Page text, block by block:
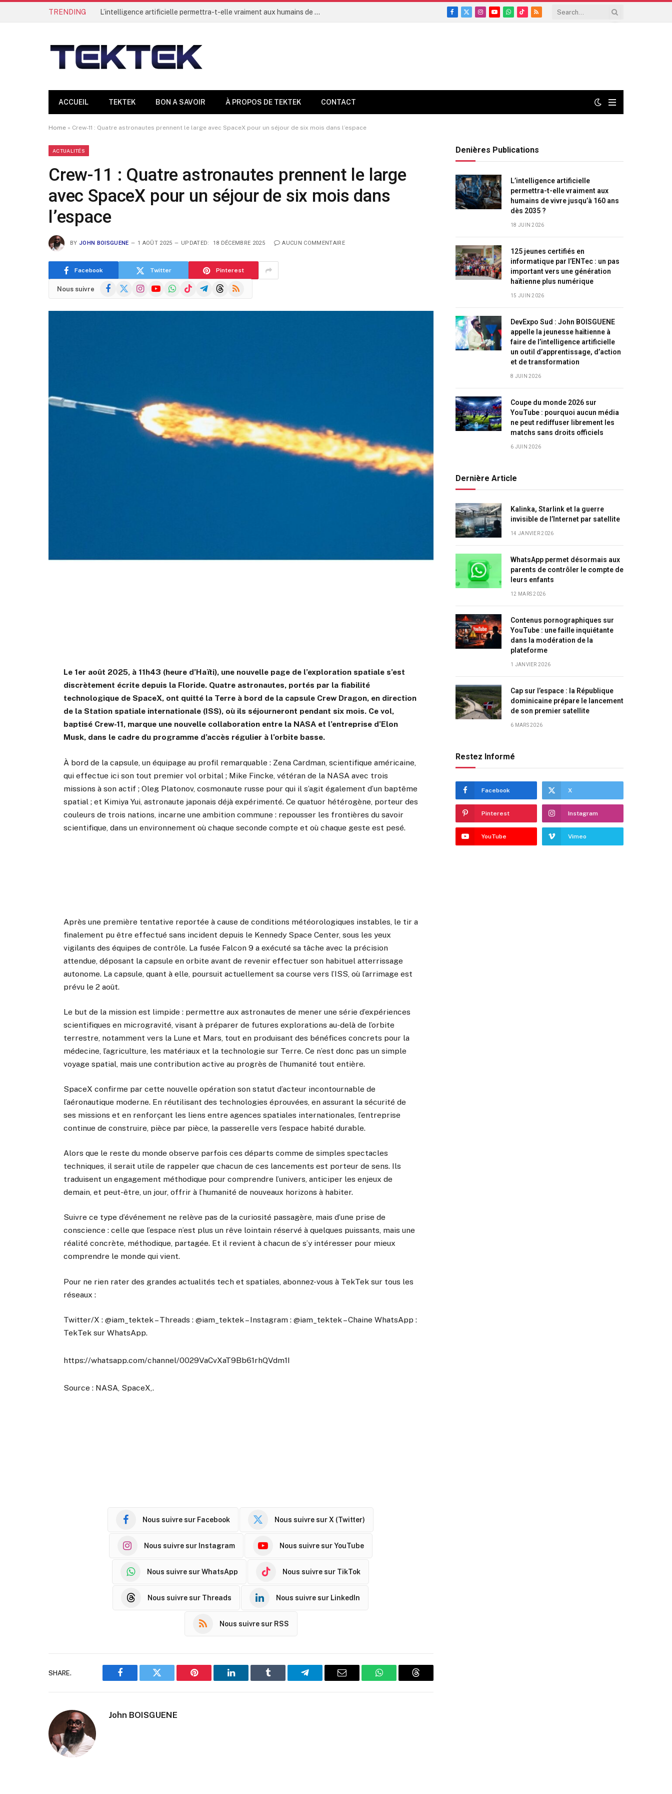
TRENDING L’intelligence artificielle permettra-t-elle vraiment aux humains de vivre jusqu’à 160 ans dès 2035 ?
Facebook
X
Instagram
YouTubeWhatsApp
TikTok
RSS
ACCUEIL TEKTEK BON A SAVOIR À PROPOS DE TEKTEK CONTACT
Home » Crew-11 : Quatre astronautes prennent le large avec SpaceX pour un séjour de six mois dans l’espace
ACTUALITÉS
Crew-11 : Quatre astronautes prennent le large
avec SpaceX pour un séjour de six mois dans
l’espace
BY JOHN BOISGUENE 1 AOÛT 2025 UPDATED: 18 DÉCEMBRE 2025 AUCUN COMMENTAIRE
Facebook Twitter Pinterest
Nous suivre Facebook
X
InstagramYouTubeWhatsAppTikTokTelegramThreads
RSS
Le 1er août 2025, à 11h43 (heure d’Haïti), une nouvelle page de l’exploration spatiale s’est
discrètement écrite depuis la Floride. Quatre astronautes, portés par la fiabilité
technologique de SpaceX, ont quitté la Terre à bord de la capsule Crew Dragon, en direction
de la Station spatiale internationale (ISS), où ils séjourneront pendant six mois. Ce vol,
baptisé Crew-11, marque une nouvelle collaboration entre la NASA et l’entreprise d’Elon
Musk, dans le cadre du programme d’accès régulier à l’orbite basse.
À bord de la capsule, un équipage au profil remarquable : Zena Cardman, scientifique américaine,
qui effectue ici son tout premier vol orbital ; Mike Fincke, vétéran de la NASA avec trois
missions à son actif ; Oleg Platonov, cosmonaute russe pour qui il s’agit également d’un baptême
spatial ; et Kimiya Yui, astronaute japonais déjà expérimenté. Ce quatuor hétérogène, porteur des
couleurs de trois nations, incarne une ambition commune : repousser les frontières du savoir
scientifique, dans un environnement où chaque seconde compte et où chaque geste est pesé.
Après une première tentative reportée à cause de conditions météorologiques instables, le tir a
finalement pu être effectué sans incident depuis le Kennedy Space Center, sous les yeux
vigilants des équipes de contrôle. La fusée Falcon 9 a exécuté sa tâche avec la précision
attendue, déposant la capsule en orbite avant de revenir effectuer son habituel atterrissage
autonome. La capsule, quant à elle, poursuit actuellement sa course vers l’ISS, où l’arrimage est
prévu le 2 août.
Le but de la mission est limpide : permettre aux astronautes de mener une série d’expériences
scientifiques en microgravité, visant à préparer de futures explorations au-delà de l’orbite
terrestre, notamment vers la Lune et Mars, tout en produisant des bénéfices concrets pour la
médecine, l’agriculture, les matériaux et la technologie sur Terre. Ce n’est donc pas un simple
voyage spatial, mais une contribution active au progrès de l’humanité tout entière.
SpaceX confirme par cette nouvelle opération son statut d’acteur incontournable de
l’aéronautique moderne. En réutilisant des technologies éprouvées, en assurant la sécurité de
ses missions et en renforçant les liens entre agences spatiales internationales, l’entreprise
continue de construire, pièce par pièce, la passerelle vers l’espace habité durable.
Alors que le reste du monde observe parfois ces départs comme de simples spectacles
techniques, il serait utile de rappeler que chacun de ces lancements est porteur de sens. Ils
traduisent un engagement méthodique pour comprendre l’univers, anticiper les enjeux de
demain, et peut-être, un jour, offrir à l’humanité de nouveaux horizons à habiter.
Suivre ce type d’événement ne relève pas de la curiosité passagère, mais d’une prise de
conscience : celle que l’espace n’est plus un rêve lointain réservé à quelques puissants, mais une
réalité concrète, méthodique, partagée. Et il revient à chacun de s’y intéresser pour mieux
comprendre le monde qui vient.
Pour ne rien rater des grandes actualités tech et spatiales, abonnez-vous à TekTek sur tous les
réseaux :
Twitter/X : @iam_tektek – Threads : @iam_tektek – Instagram : @iam_tektek – Chaine WhatsApp :
TekTek sur WhatsApp.
https://whatsapp.com/channel/0029VaCvXaT9Bb61rhQVdm1I
Source : NASA, SpaceX,.
Nous suivre sur Facebook Nous suivre sur X (Twitter)
Nous suivre sur Instagram Nous suivre sur YouTube
Nous suivre sur WhatsApp Nous suivre sur TikTok
Nous suivre sur Threads Nous suivre sur LinkedIn
Nous suivre sur RSS
SHARE.
Facebook Twitter Pinterest LinkedIn Tumblr Telegram Email WhatsAppThreads
John BOISGUENE
Denières Publications
L’intelligence artificielle
permettra-t-elle vraiment aux
humains de vivre jusqu’à 160 ans
dès 2035 ?
18 JUIN 2026
125 jeunes certifiés en
informatique par l’ENTec : un pas
important vers une génération
haïtienne plus numérique
15 JUIN 2026
DevExpo Sud : John BOISGUENE
appelle la jeunesse haïtienne à
faire de l’intelligence artificielle
un outil d’apprentissage, d’action
et de transformation
8 JUIN 2026
Coupe du monde 2026 sur
YouTube : pourquoi aucun média
ne peut rediffuser librement les
matchs sans droits officiels
6 JUIN 2026
Dernière Article
Kalinka, Starlink et la guerre
invisible de l’Internet par satellite
14 JANVIER 2026
WhatsApp permet désormais aux
parents de contrôler le compte de
leurs enfants
12 MARS 2026
Contenus pornographiques sur
YouTube : une faille inquiétante
dans la modération de la
plateforme
1 JANVIER 2026
Cap sur l’espace : la République
dominicaine prépare le lancement
de son premier satellite
6 MARS 2026
Restez Informé
Facebook X
Pinterest Instagram
YouTube Vimeo